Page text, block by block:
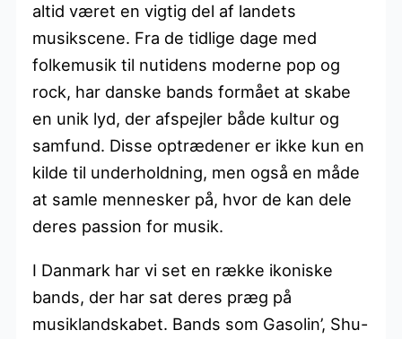
altid været en vigtig del af landets
musikscene. Fra de tidlige dage med
folkemusik til nutidens moderne pop og
rock, har danske bands formået at skabe
en unik lyd, der afspejler både kultur og
samfund. Disse optrædener er ikke kun en
kilde til underholdning, men også en måde
at samle mennesker på, hvor de kan dele
deres passion for musik.
I Danmark har vi set en række ikoniske
bands, der har sat deres præg på
musiklandskabet. Bands som Gasolin’, Shu-